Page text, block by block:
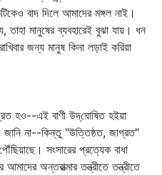
বাদ দিলে আমাদের মঙ্গল নাই।
তাহা মানুষের ব্যবহারেই বুঝা যায়। ধন
জন্য মানুষ কিনা লড়াই করিয়া
হও--এই বাণী উদ্‌ঘোষিত হইয়া
জানি না--কিন্তু "উত্তিষ্ঠত, জাগ্রত"
সংসারের প্রত্যেক বাধা
অন্তরাত্মার তন্ত্রীতে তন্ত্রীতে